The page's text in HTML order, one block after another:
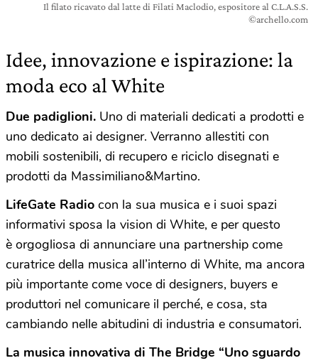
Il filato ricavato dal latte di Filati Maclodio, espositore al C.L.A.S.S.
©archello.com
Idee, innovazione e ispirazione: la
moda eco al White
Due padiglioni. Uno di materiali dedicati a prodotti e
uno dedicato ai designer. Verranno allestiti con
mobili sostenibili, di recupero e riciclo disegnati e
prodotti da Massimiliano&Martino.
LifeGate Radio con la sua musica e i suoi spazi
informativi sposa la vision di White, e per questo
è orgogliosa di annunciare una partnership come
curatrice della musica all’interno di White, ma ancora
più importante come voce di designers, buyers e
produttori nel comunicare il perché, e cosa, sta
cambiando nelle abitudini di industria e consumatori.
La musica innovativa di The Bridge “Uno sguardo